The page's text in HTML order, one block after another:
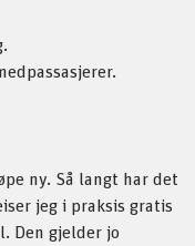
ny. Så langt har det
jeg i praksis gratis
Den gjelder jo